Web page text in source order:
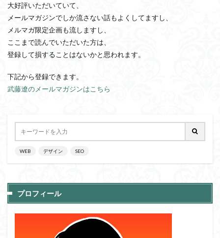
大好評いただいていて、
メールマガジンでしか流さない話もよくしてますし、
メルマガ限定企画も流しますし、
ここまで読んでいただいた方は、
登録して損することはないかと思われます。
下記から登録できます。
武藤遼のメールマガジンはこちら
WEB デザイン SEO
プロフィール